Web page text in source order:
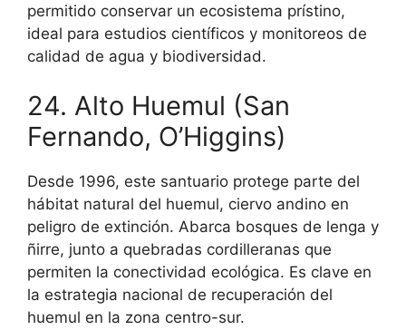
permitido conservar un ecosistema prístino,
ideal para estudios científicos y monitoreos de
calidad de agua y biodiversidad.
24. Alto Huemul (San
Fernando, O’Higgins)
Desde 1996, este santuario protege parte del
hábitat natural del huemul, ciervo andino en
peligro de extinción. Abarca bosques de lenga y
ñirre, junto a quebradas cordilleranas que
permiten la conectividad ecológica. Es clave en
la estrategia nacional de recuperación del
huemul en la zona centro-sur.